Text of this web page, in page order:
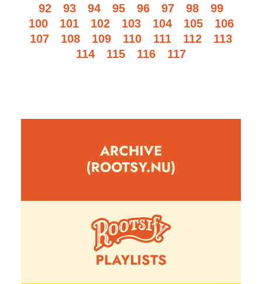
92
93 94 95 96 97 98
99
100
101 102 103 104 105
106
107
108 109 110 111 112
113
114
115 116 117